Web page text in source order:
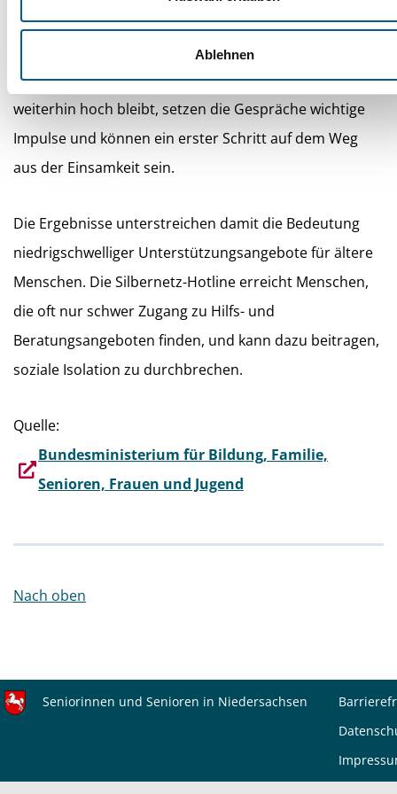
Ablehnen
Wirkung haben können: Die Einsamkeit der
Anrufenden verringert sich nach den Telefonaten
deutlich. Auch wenn das Einsamkeitsniveau insgesamt
weiterhin hoch bleibt, setzen die Gespräche wichtige
Impulse und können ein erster Schritt auf dem Weg
aus der Einsamkeit sein.
Die Ergebnisse unterstreichen damit die Bedeutung
niedrigschwelliger Unterstützungsangebote für ältere
Menschen. Die Silbernetz-Hotline erreicht Menschen,
die oft nur schwer Zugang zu Hilfs- und
Beratungsangeboten finden, und kann dazu beitragen,
soziale Isolation zu durchbrechen.
Quelle:
Bundesministerium für Bildung, Familie,
Senioren, Frauen und Jugend
Nach oben
Seniorinnen und Senioren in Niedersachsen